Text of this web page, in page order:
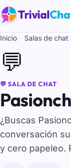
Trivial
Inicio Salas de chat
💬
💬 SALA DE CHAT
¿Buscas
conversación
y cero papeleo.